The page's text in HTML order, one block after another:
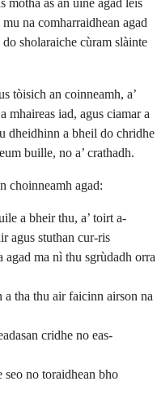
motha às an ùine agad leis
na comharraidhean agad
sholaraiche cùram slàinte
tòisich an coinneamh, a’
mhaireas iad, agus ciamar a
dheidhinn a bheil do chridhe
buille, no a’ crathadh.
choinneamh agad:
a bheir thu, a’ toirt a-
agus stuthan cur-ris
ma nì thu sgrùdadh orra
a tha thu air faicinn airson na
cridhe no eas-
no toraidhean bho